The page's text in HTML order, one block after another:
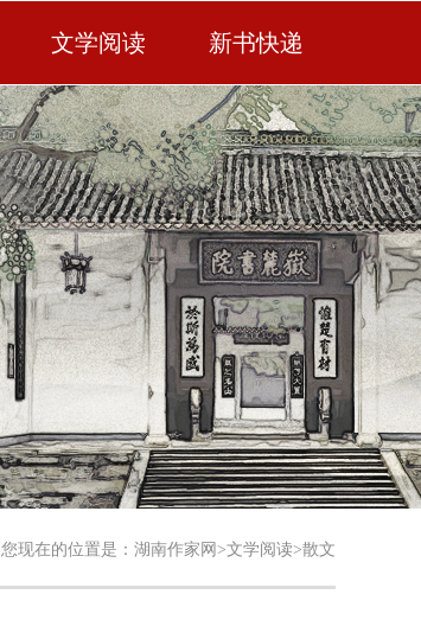
文学阅读 新书快递
您现在的位置是： 湖南作家网 >文学阅读>散文